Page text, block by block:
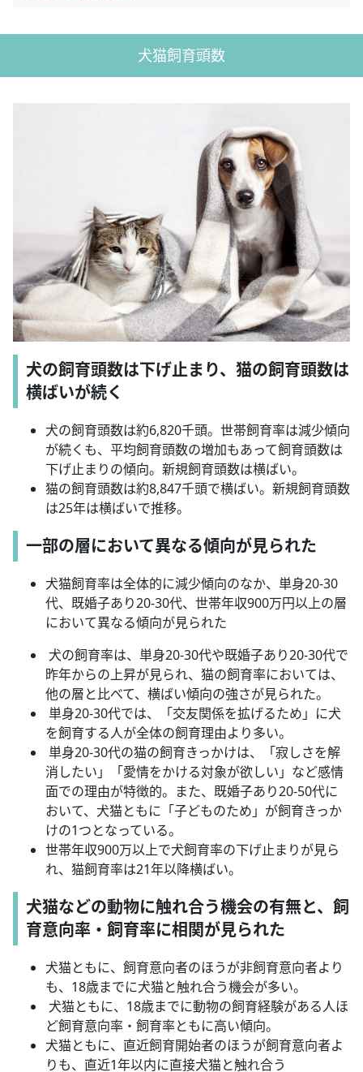
犬猫飼育頭数
犬の飼育頭数は下げ止まり、猫の飼育頭数は
横ばいが続く
犬の飼育頭数は約6,820千頭。世帯飼育率は減少傾向
が続くも、平均飼育頭数の増加もあって飼育頭数は
下げ止まりの傾向。新規飼育頭数は横ばい。
猫の飼育頭数は約8,847千頭で横ばい。新規飼育頭数
は25年は横ばいで推移。
一部の層において異なる傾向が見られた
犬猫飼育率は全体的に減少傾向のなか、単身20-30
代、既婚子あり20-30代、世帯年収900万円以上の層
において異なる傾向が見られた
犬の飼育率は、単身20-30代や既婚子あり20-30代で
昨年からの上昇が見られ、猫の飼育率においては、
他の層と比べて、横ばい傾向の強さが見られた。
単身20-30代では、「交友関係を拡げるため」に犬
を飼育する人が全体の飼育理由より多い。
単身20-30代の猫の飼育きっかけは、「寂しさを解
消したい」「愛情をかける対象が欲しい」など感情
面での理由が特徴的。また、既婚子あり20-50代に
おいて、犬猫ともに「子どものため」が飼育きっか
けの1つとなっている。
世帯年収900万以上で犬飼育率の下げ止まりが見ら
れ、猫飼育率は21年以降横ばい。
犬猫などの動物に触れ合う機会の有無と、飼
育意向率・飼育率に相関が見られた
犬猫ともに、飼育意向者のほうが非飼育意向者より
も、18歳までに犬猫と触れ合う機会が多い。
犬猫ともに、18歳までに動物の飼育経験がある人ほ
ど飼育意向率・飼育率ともに高い傾向。
犬猫ともに、直近飼育開始者のほうが飼育意向者よ
りも、直近1年以内に直接犬猫と触れ合う